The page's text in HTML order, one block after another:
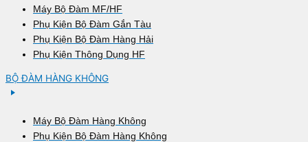
Máy Bộ Đàm MF/HF
Phụ Kiện Bộ Đàm Gắn Tàu
Phụ Kiện Bộ Đàm Hàng Hải
Phụ Kiện Thông Dụng HF
BỘ ĐÀM HÀNG KHÔNG
Máy Bộ Đàm Hàng Không
Phụ Kiện Bộ Đàm Hàng Không